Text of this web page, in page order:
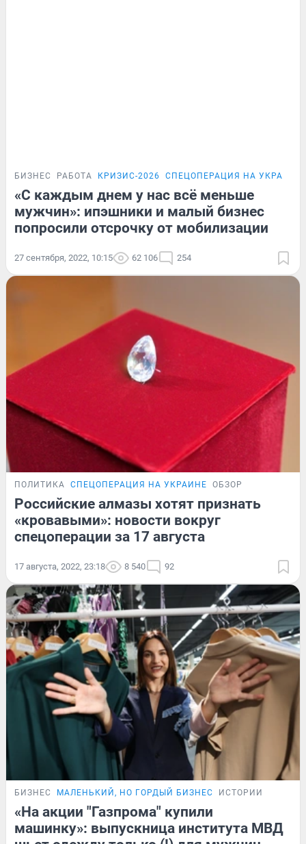
БИЗНЕС РАБОТА КРИЗИС-2026 СПЕЦОПЕРАЦИЯ НА УКРАИНЕ
«С каждым днем у нас всё меньше
мужчин»: ипэшники и малый бизнес
попросили отсрочку от мобилизации
27 сентября, 2022, 10:15 62 106 254
ПОЛИТИКА СПЕЦОПЕРАЦИЯ НА УКРАИНЕ ОБЗОР
Российские алмазы хотят признать
«кровавыми»: новости вокруг
спецоперации за 17 августа
17 августа, 2022, 23:18 8 540 92
БИЗНЕС МАЛЕНЬКИЙ, НО ГОРДЫЙ БИЗНЕС ИСТОРИИ
«На акции "Газпрома" купили
машинку»: выпускница института МВД